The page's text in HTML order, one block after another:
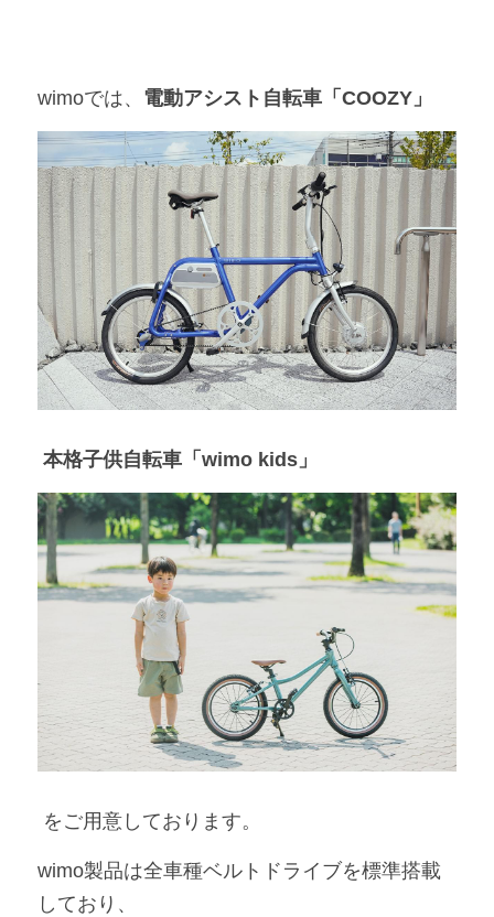
wimoでは、 電動アシスト自転車「COOZY」
本格子供自転車「wimo kids」
をご用意しております。
wimo製品は全車種ベルトドライブを標準搭載
しており、